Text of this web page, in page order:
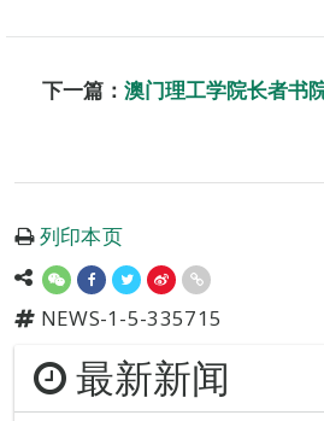
下一篇： 澳门理工学院长者书
列印本页
NEWS-1-5-335715
最新新闻